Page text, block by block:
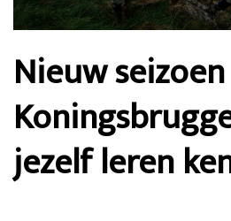
Nieuw
jezelf leren